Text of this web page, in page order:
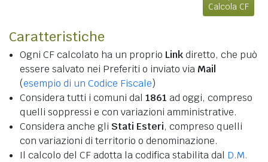
Calcola CF
Caratteristiche
Ogni CF calcolato ha un proprio Linkdiretto, che può
essere salvato nei Preferiti o inviato via Mail
(esempio di un Codice Fiscale)
Considera tutti i comuni dal 1861 ad oggi, compreso
quelli soppressi e con variazioni amministrative.
Considera anche gli Stati Esteri, compreso quelli
con variazioni di territorio o denominazione.
Il calcolo del CF adotta la codifica stabilita dal D.M.